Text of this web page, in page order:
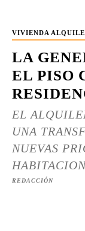
VIVIENDA
LA
EL PISO
EL
UNA
NUEVAS
REDACCIÓN